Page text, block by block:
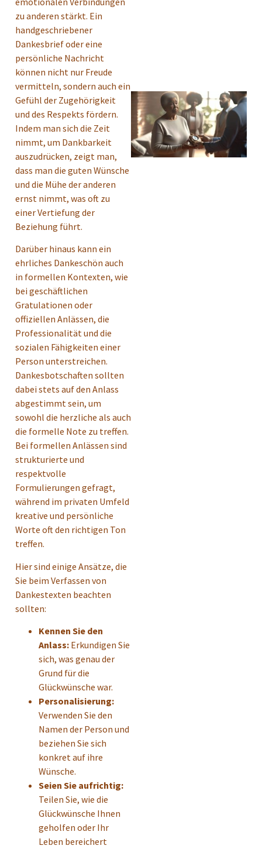
zu anderen stärkt. Ein
handgeschriebener
Dankesbrief oder eine
persönliche Nachricht
können nicht nur Freude
vermitteln, sondern auch ein
Gefühl der Zugehörigkeit
und des Respekts fördern.
Indem man sich die Zeit
nimmt, um Dankbarkeit
auszudrücken, zeigt man,
dass man die guten Wünsche
und die Mühe der anderen
ernst nimmt, was oft zu
einer Vertiefung der
Beziehung führt.
Darüber hinaus kann ein
ehrliches Dankeschön auch
in formellen Kontexten, wie
bei geschäftlichen
Gratulationen oder
offiziellen Anlässen, die
Professionalität und die
sozialen Fähigkeiten einer
Person unterstreichen.
Dankesbotschaften sollten
dabei stets auf den Anlass
abgestimmt sein, um
sowohl die herzliche als auch
die formelle Note zu treffen.
Bei formellen Anlässen sind
strukturierte und
respektvolle
Formulierungen gefragt,
während im privaten Umfeld
kreative und persönliche
Worte oft den richtigen Ton
treffen.
Hier sind einige Ansätze, die
Sie beim Verfassen von
Dankestexten beachten
sollten:
Kennen Sie den
Anlass: Erkundigen Sie
sich, was genau der
Grund für die
Glückwünsche war.
Personalisierung:
Verwenden Sie den
Namen der Person und
beziehen Sie sich
konkret auf ihre
Wünsche.
Seien Sie aufrichtig:
Teilen Sie, wie die
Glückwünsche Ihnen
geholfen oder Ihr
Leben bereichert